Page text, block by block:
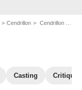
Cendrillon Cendrillon en DVD Blu Ray
Casting